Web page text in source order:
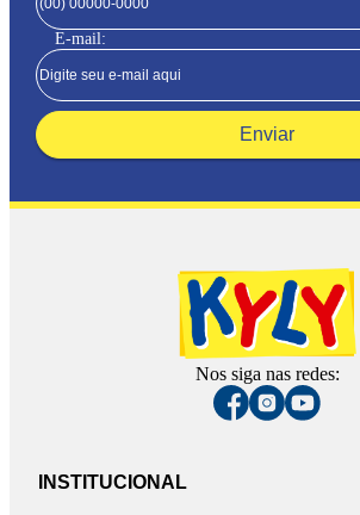
E-mail:
Enviar
Nos siga nas redes:
INSTITUCIONAL